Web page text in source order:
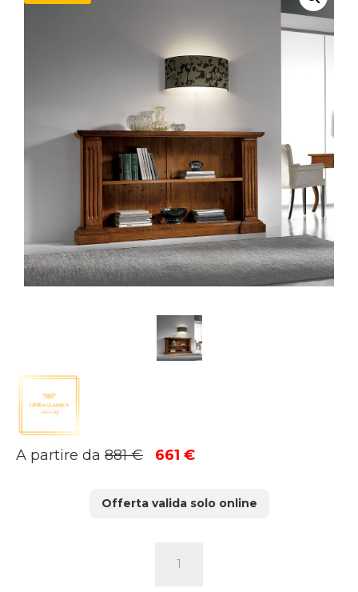
A partire da 881€
Il
era:
661 €Il
è:
Offerta valida solo online
STRASBURGO